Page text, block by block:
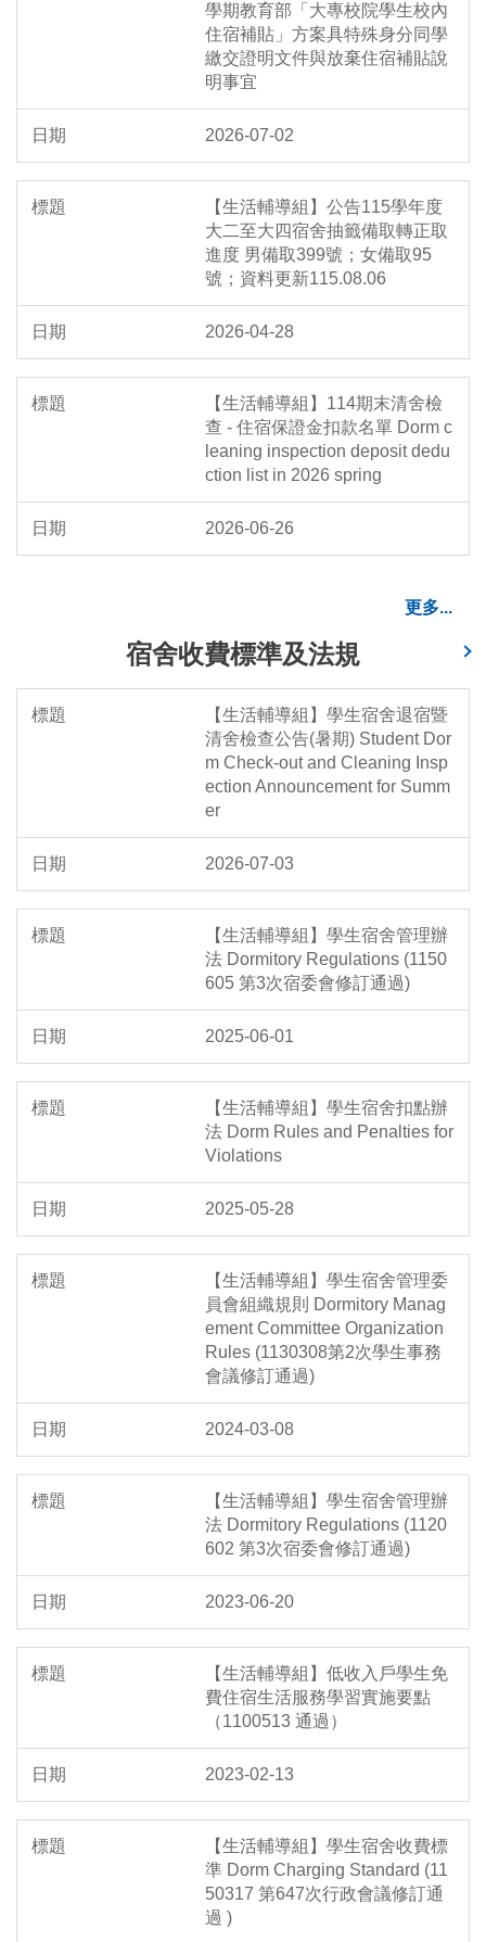
學期教育部「大專校院學生校內
住宿補貼」方案具特殊身分同學
繳交證明文件與放棄住宿補貼說
明事宜
2026-07-02
【生活輔導組】公告115學年度
大二至大四宿舍抽籤備取轉正取
進度 男備取399號；女備取95
號；資料更新115.08.06
2026-04-28
【生活輔導組】114期末清舍檢
查 - 住宿保證金扣款名單 Dorm c
leaning inspection deposit dedu
ction list in 2026 spring
2026-06-26
更多...
宿舍收費標準及法規
【生活輔導組】學生宿舍退宿暨
清舍檢查公告(暑期) Student Dor
m Check-out and Cleaning Insp
ection Announcement for Summ
er
2026-07-03
【生活輔導組】學生宿舍管理辦
法 Dormitory Regulations (1150
605 第3次宿委會修訂通過)
2025-06-01
【生活輔導組】學生宿舍扣點辦
法 Dorm Rules and Penalties for
Violations
2025-05-28
【生活輔導組】學生宿舍管理委
員會組織規則 Dormitory Manag
ement Committee Organization
Rules (1130308第2次學生事務
會議修訂通過)
2024-03-08
【生活輔導組】學生宿舍管理辦
法 Dormitory Regulations (1120
602 第3次宿委會修訂通過)
2023-06-20
【生活輔導組】低收入戶學生免
費住宿生活服務學習實施要點
（1100513 通過）
2023-02-13
【生活輔導組】學生宿舍收費標
準 Dorm Charging Standard (11
50317 第647次行政會議修訂通
過 )